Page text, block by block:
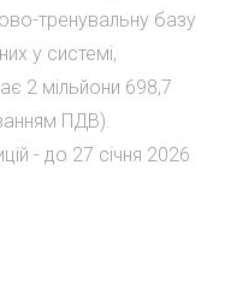
тренувальну базу
у системі,
2 мільйони 698,7
ПДВ).
- до 27 січня 2026